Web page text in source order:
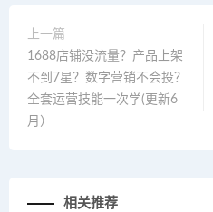
上一篇
1688店铺没流量？产品上架
不到7星？数字营销不会投？
全套运营技能一次学(更新6
月）
相关推荐